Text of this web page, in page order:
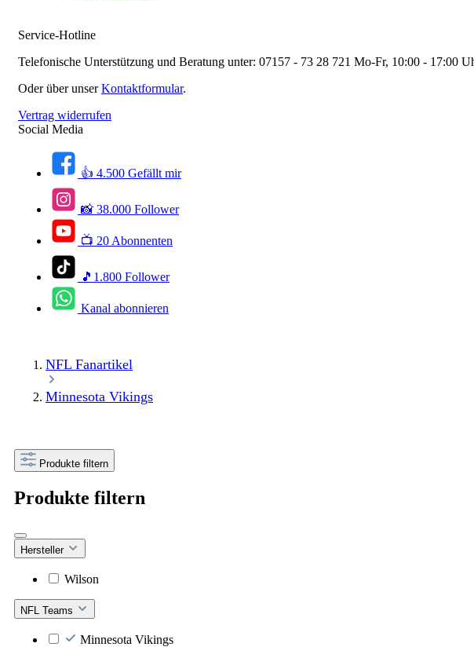
Service-Hotline
Telefonische Unterstützung und Beratung unter: 07157 - 73 28 721 Mo-Fr, 10:00 - 17:00
Oder über unserKontaktformular.
Vertrag widerrufen
Social Media
👍 4.500 Gefällt mir
📸 38.000 Follower
📺 20 Abonnenten
🎵1.800 Follower
Kanal abonnieren
NFL Fanartikel
Minnesota Vikings
Produkte filtern
Produkte filtern
Hersteller
Wilson
NFL Teams
Minnesota Vikings